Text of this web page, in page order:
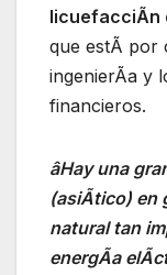
licuefacciÃn
que estÃ por
ingenierÃa y
financieros.
âHay una
(asiÃtico) en
natural tan
energÃa